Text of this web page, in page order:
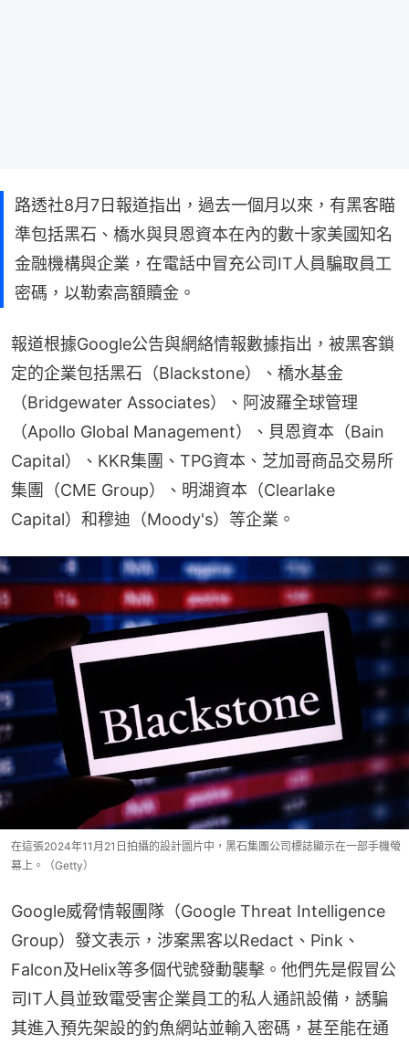
路透社8月7日報道指出，過去一個月以來，有黑客瞄
準包括黑石、橋水與貝恩資本在內的數十家美國知名
金融機構與企業，在電話中冒充公司IT人員騙取員工
密碼，以勒索高額贖金。
報道根據Google公告與網絡情報數據指出，被黑客鎖
定的企業包括黑石（Blackstone）、橋水基金
（Bridgewater Associates）、阿波羅全球管理
（Apollo Global Management）、貝恩資本（Bain
Capital）、KKR集團、TPG資本、芝加哥商品交易所
集團（CME Group）、明湖資本（Clearlake
Capital）和穆迪（Moody's）等企業。
在這張2024年11月21日拍攝的設計圖片中，黑石集團公司標誌顯示在一部手機螢
幕上。（Getty）
Google威脅情報團隊（Google Threat Intelligence
Group）發文表示，涉案黑客以Redact、Pink、
Falcon及Helix等多個代號發動襲擊。他們先是假冒公
司IT人員並致電受害企業員工的私人通訊設備，誘騙
其進入預先架設的釣魚網站並輸入密碼，甚至能在通